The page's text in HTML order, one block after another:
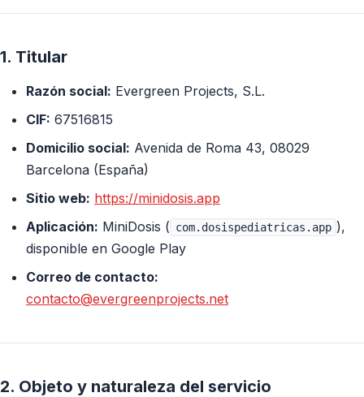
1. Titular
Razón social: Evergreen Projects, S.L.
CIF: 67516815
Domicilio social: Avenida de Roma 43, 08029
Barcelona (España)
Sitio web: https://minidosis.app
Aplicación: MiniDosis ( com.dosispediatricas.app ),
disponible en Google Play
Correo de contacto:
contacto@evergreenprojects.net
2. Objeto y naturaleza del servicio